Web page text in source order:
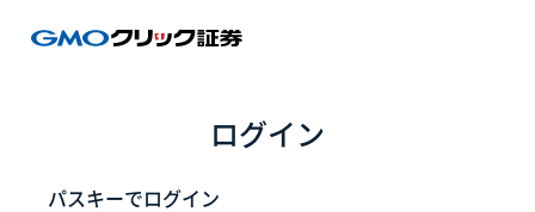
ログイン
パスキーでログイン